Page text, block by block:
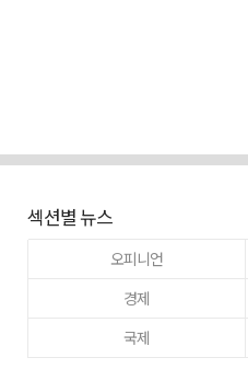
섹션별 뉴스
오피니언
경제
국제